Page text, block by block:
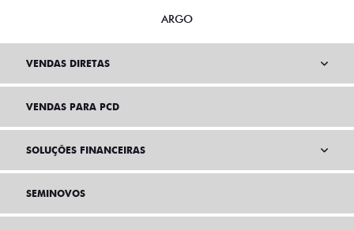
ARGO
VENDAS DIRETAS
VENDAS PARA PCD
SOLUÇÕES FINANCEIRAS
SEMINOVOS